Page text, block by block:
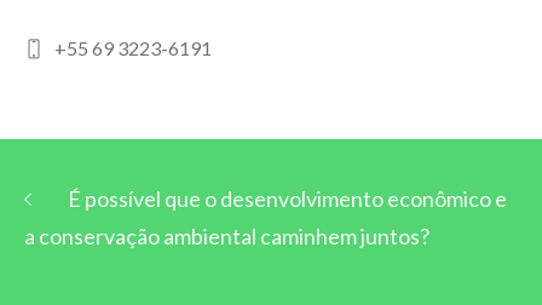
+55 69 3223-6191
É possível que o desenvolvimento econômico e
a conservação ambiental caminhem juntos?